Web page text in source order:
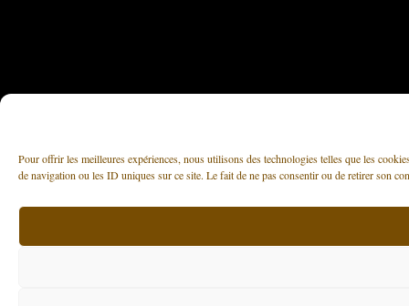
Pour offrir les meilleures expériences, nous utilisons des technologies telles que les
de navigation ou les ID uniques sur ce site. Le fait de ne pas consentir ou de retirer son